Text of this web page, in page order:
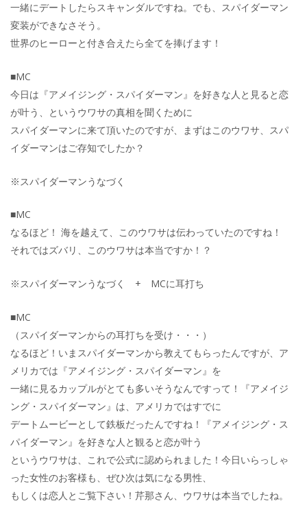
一緒にデートしたらスキャンダルですね。でも、スパイダーマン
変装ができなさそう。
世界のヒーローと付き合えたら全てを捧げます！
■MC
今日は『アメイジング・スパイダーマン』を好きな人と見ると恋
が叶う、というウワサの真相を聞くために
スパイダーマンに来て頂いたのですが、まずはこのウワサ、スパ
イダーマンはご存知でしたか？
※スパイダーマンうなづく
■MC
なるほど！ 海を越えて、このウワサは伝わっていたのですね！
それではズバリ、このウワサは本当ですか！？
※スパイダーマンうなづく + MCに耳打ち
■MC
（スパイダーマンからの耳打ちを受け・・・）
なるほど！いまスパイダーマンから教えてもらったんですが、ア
メリカでは『アメイジング・スパイダーマン』を
一緒に見るカップルがとても多いそうなんですって！『アメイジ
ング・スパイダーマン』は、アメリカではすでに
デートムービーとして鉄板だったんですね！『アメイジング・ス
パイダーマン』を好きな人と観ると恋が叶う
というウワサは、これで公式に認められました！今日いらっしゃ
った女性のお客様も、ぜひ次は気になる男性、
もしくは恋人とご覧下さい！芹那さん、ウワサは本当でしたね。